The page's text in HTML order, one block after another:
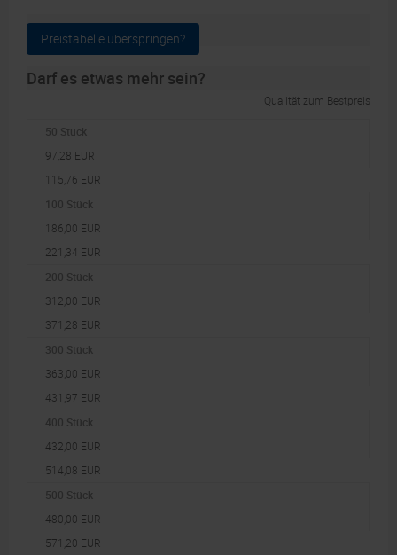
Auflage
Darf es etwas mehr sein?
Qualität zum Bestpreis
Preistabelle überspringen?
50 Stück
97,28 EUR
115,76 EUR
100 Stück
186,00 EUR
221,34 EUR
200 Stück
312,00 EUR
371,28 EUR
300 Stück
363,00 EUR
431,97 EUR
400 Stück
432,00 EUR
514,08 EUR
500 Stück
480,00 EUR
571,20 EUR